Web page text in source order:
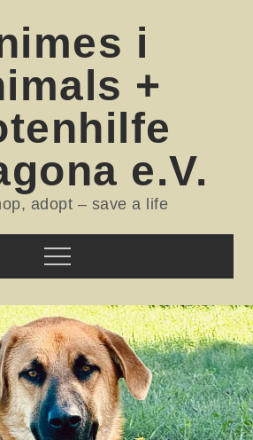
i
+
e.V.
adopt – save a life
Menu